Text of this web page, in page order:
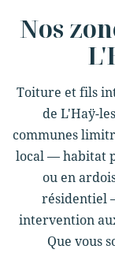
Nos
Toiture et fils
de L'Haÿ-
communes
local — habitat
ou en
résidentiel
intervention
Que vous